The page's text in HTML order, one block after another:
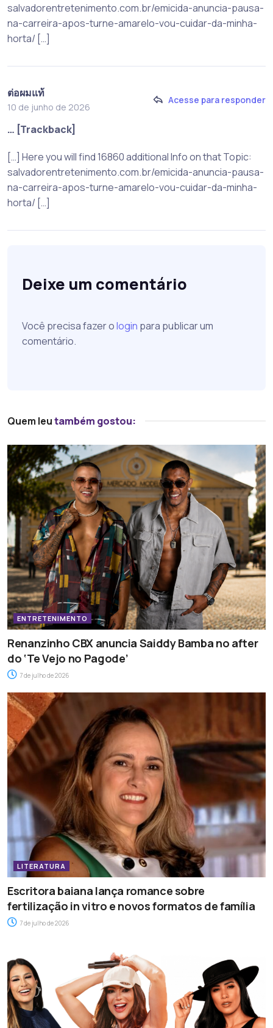
salvadorentretenimento.com.br/emicida-anuncia-pausa-
na-carreira-apos-turne-amarelo-vou-cuidar-da-minha-
horta/ […]
ต่อผมแท้
10 de junho de 2026
Acesse para responder
… [Trackback]
[…] Here you will find 16860 additional Info on that Topic:
salvadorentretenimento.com.br/emicida-anuncia-pausa-
na-carreira-apos-turne-amarelo-vou-cuidar-da-minha-
horta/ […]
Deixe um comentário
Você precisa fazer ologin para publicar um
comentário.
Quem leutambém gostou:
ENTRETENIMENTO
Renanzinho CBX anuncia Saiddy Bamba no after
do ‘Te Vejo no Pagode’
7 de julho de 2026
LITERATURA
Escritora baiana lança romance sobre
fertilização in vitro e novos formatos de família
7 de julho de 2026